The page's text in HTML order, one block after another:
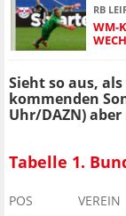
RB
WM-
Sieht so aus,
kommenden
Uhr/DAZN)
Tabelle 1.
POS VEREIN